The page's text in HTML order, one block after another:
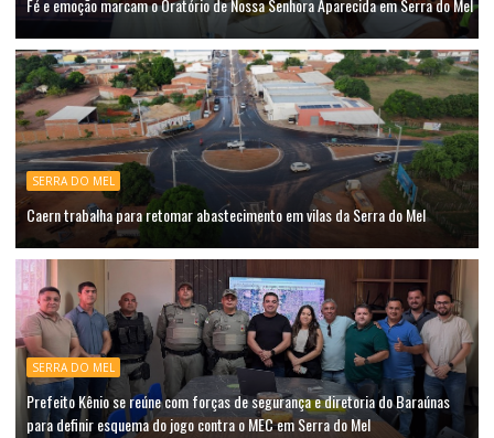
Fé e emoção marcam o Oratório de Nossa Senhora Aparecida em Serra do Mel
SERRA DO MEL
Caern trabalha para retomar abastecimento em vilas da Serra do Mel
SERRA DO MEL
Prefeito Kênio se reúne com forças de segurança e diretoria do Baraúnas
para definir esquema do jogo contra o MEC em Serra do Mel